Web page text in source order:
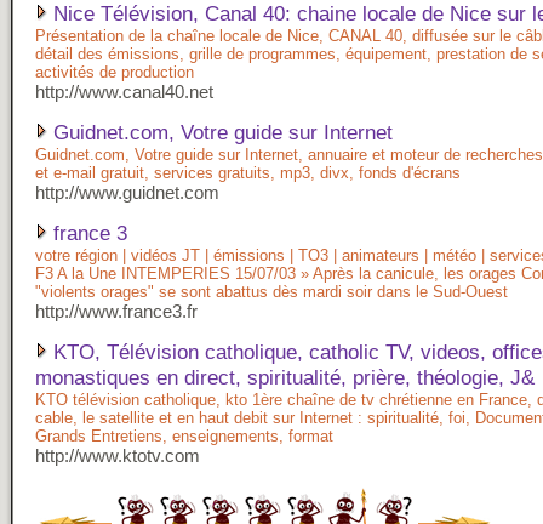
Nice Télévision, Canal 40: chaine locale de Nice sur
Présentation de la chaîne locale de Nice, CANAL 40, diffusée sur le
détail des émissions, grille de programmes, équipement, prestation de
activités de production
http://www.canal40.net
Guidnet.com, Votre guide sur Internet
Guidnet.com, Votre guide sur Internet, annuaire et moteur de
et e-mail gratuit, services gratuits, mp3, divx, fonds d'écrans
http://www.guidnet.com
france 3
votre région | vidéos JT | émissions | TO3 | animateurs | météo |
F3 A la Une INTEMPERIES 15/07/03 » Après la canicule, les orages
"violents orages" se sont abattus dès mardi soir dans le Sud-Ouest
http://www.france3.fr
KTO, Télévision catholique, catholic TV, videos,
monastiques en direct, spiritualité, prière, théologie, J&
KTO télévision catholique, kto 1ère chaîne de tv chrétienne en France,
cable, le satellite et en haut debit sur Internet : spiritualité, foi,
Grands Entretiens, enseignements, format
http://www.ktotv.com